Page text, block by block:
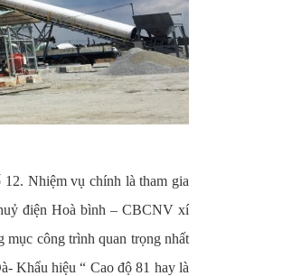
Nhiệm vụ chính là tham gia
điện Hoà bình – CBCNV xí
mục công trình quan trọng nhất
Khẩu hiệu “ Cao độ 81 hay là